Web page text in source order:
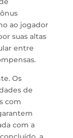
ao jogador
suas altas
entre
Os
de
com
com a